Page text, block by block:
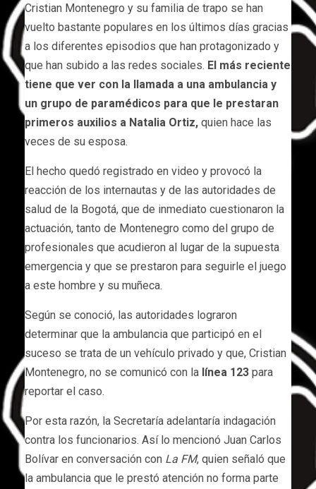
Cristian Montenegro y su familia de trapo se han
vuelto bastante populares en los últimos días gracias
a los diferentes episodios que han protagonizado y
que han subido a las redes sociales. El más reciente
tiene que ver con la llamada a una ambulancia y
un grupo de paramédicos para que le prestaran
primeros auxilios a Natalia Ortiz, quien hace las
veces de su esposa.
El hecho quedó registrado en video y provocó la
reacción de los internautas y de las autoridades de
salud de la Bogotá, que de inmediato cuestionaron la
actuación, tanto de Montenegro como del grupo de
profesionales que acudieron al lugar de la supuesta
emergencia y que se prestaron para seguirle el juego
a este hombre y su muñeca.
Según se conoció, las autoridades lograron
determinar que la ambulancia que participó en el
suceso se trata de un vehículo privado y que, Cristian
Montenegro, no se comunicó con la línea 123 para
reportar el caso.
Por esta razón, la Secretaría adelantaría indagación
contra los funcionarios. Así lo mencionó Juan Carlos
Bolívar en conversación con La FM, quien señaló que
la ambulancia que le prestó atención no forma parte